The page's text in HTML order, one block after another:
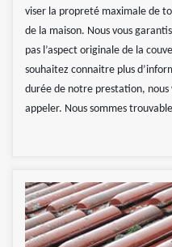
viser la propreté maximale de
de la maison. Nous vous
pas l’aspect originale de la
souhaitez connaitre plus
durée de notre prestation, nous
appeler. Nous sommes